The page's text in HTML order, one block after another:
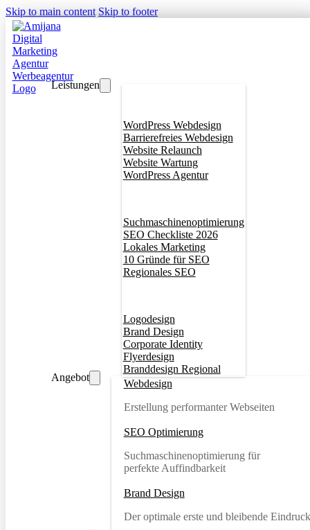
Skip to main content Skip to footer
Leistungen
WordPress Webdesign
Barrierefreies Webdesign
Website Relaunch
Website Wartung
WordPress Agentur
Suchmaschinenoptimierung
SEO Checkliste 2026
Lokales Marketing
10 Gründe für SEO
Regionales SEO
Logodesign
Brand Design
Corporate Identity
Flyerdesign
Branddesign Regional
Angebot
Webdesign
Erstellung performanter Webseiten
SEO Optimierung
Suchmaschinenoptimierung für
perfekte Auffindbarkeit
Brand Design
Der optimale erste und bleibende Eindruck